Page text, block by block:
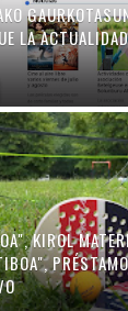
LA
KIROL